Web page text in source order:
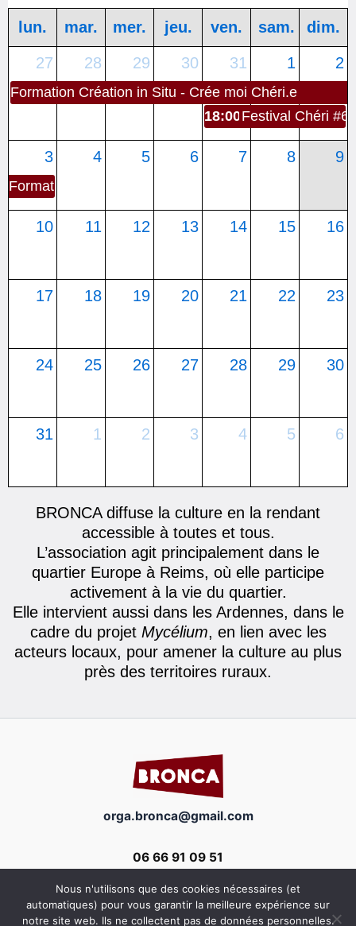
lun. mar. mer. jeu. ven. sam. dim.
27
Formation Création in Situ - Crée moi Chéri.e
28 29 30 31
18:00 Festival Chéri #6
1 2
3
Formation Création in Situ - Crée moi Chéri.e
4 5 6 7 8 9
10 11 12 13 14 15 16
17 18 19 20 21 22 23
24 25 26 27 28 29 30
31 1 2 3 4 5 6
BRONCA diffuse la culture en la rendant
accessible à toutes et tous.
L’association agit principalement dans le
quartier Europe à Reims, où elle participe
activement à la vie du quartier.
Elle intervient aussi dans les Ardennes, dans le
cadre du projet Mycélium, en lien avec les
acteurs locaux, pour amener la culture au plus
près des territoires ruraux.
orga.bronca@gmail.com
06 66 91 09 51
Nous n'utilisons que des cookies nécessaires (et
automatiques) pour vous garantir la meilleure expérience sur
notre site web. Ils ne collectent pas de données personnelles.